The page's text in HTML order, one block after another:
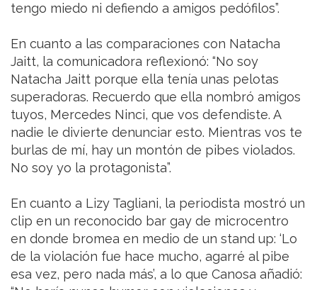
tengo miedo ni defiendo a amigos pedófilos”.
En cuanto a las comparaciones con Natacha
Jaitt, la comunicadora reflexionó: “No soy
Natacha Jaitt porque ella tenía unas pelotas
superadoras. Recuerdo que ella nombró amigos
tuyos, Mercedes Ninci, que vos defendiste. A
nadie le divierte denunciar esto. Mientras vos te
burlas de mí, hay un montón de pibes violados.
No soy yo la protagonista”.
En cuanto a Lizy Tagliani, la periodista mostró un
clip en un reconocido bar gay de microcentro
en donde bromea en medio de un stand up: ‘Lo
de la violación fue hace mucho, agarré al pibe
esa vez, pero nada más’, a lo que Canosa añadió: